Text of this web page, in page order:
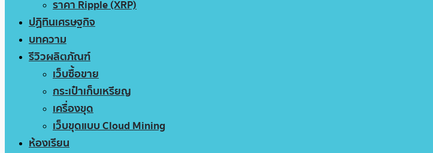
ราคา Ripple (XRP)
ปฏิทินเศรษฐกิจ
บทความ
รีวิวผลิตภัณฑ์
เว็บซื้อขาย
กระเป๋าเก็บเหรียญ
เครื่องขุด
เว็บขุดแบบ Cloud Mining
ห้องเรียน